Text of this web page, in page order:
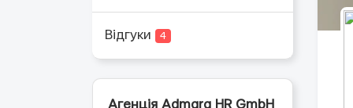
Відгуки 4
Агенція Admara HR GmbH